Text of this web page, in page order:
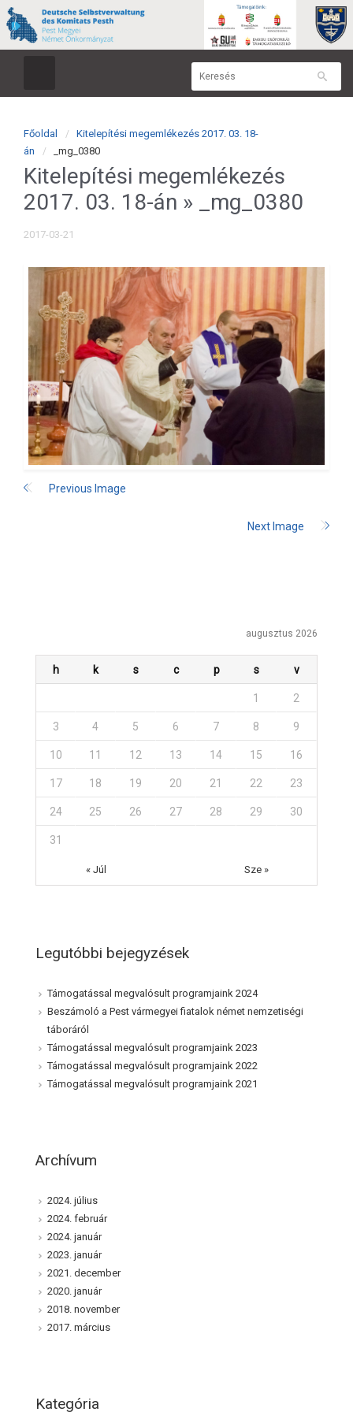
Főoldal
Kitelepítési megemlékezés 2017. 03. 18-
án
_mg_0380
Kitelepítési megemlékezés
2017. 03. 18-án » _mg_0380
2017-03-21
Previous Image
Next Image
augusztus 2026
h k s c p s v
« Júl Sze »
1 2
3 4 5 6 7 8 9
10 11 12 13 14 15 16
17 18 19 20 21 22 23
24 25 26 27 28 29 30
31
Legutóbbi bejegyzések
Támogatással megvalósult programjaink 2024
Beszámoló a Pest vármegyei fiatalok német nemzetiségi
táboráról
Támogatással megvalósult programjaink 2023
Támogatással megvalósult programjaink 2022
Támogatással megvalósult programjaink 2021
Archívum
2024. július
2024. február
2024. január
2023. január
2021. december
2020. január
2018. november
2017. március
Kategória